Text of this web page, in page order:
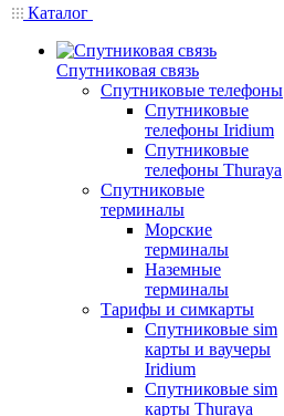
Каталог
Спутниковая связь
Спутниковые телефоны
Спутниковые
телефоны Iridium
Спутниковые
телефоны Thuraya
Спутниковые
терминалы
Морские
терминалы
Наземные
терминалы
Тарифы и симкарты
Спутниковые sim
карты и ваучеры
Iridium
Спутниковые sim
карты Thuraya